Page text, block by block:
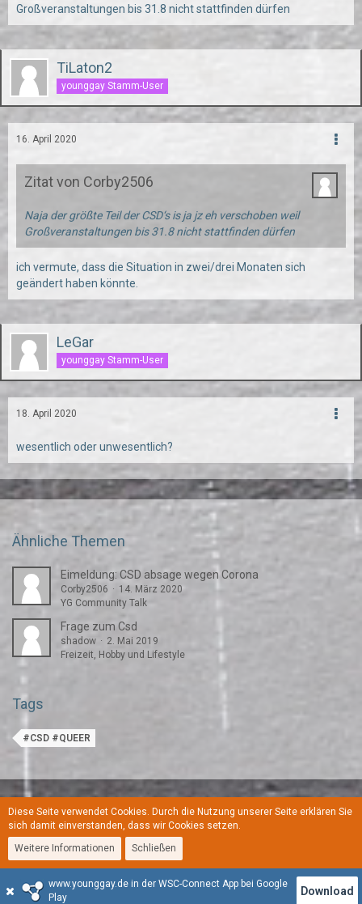
Großveranstaltungen bis 31.8 nicht stattfinden dürfen
TiLaton2
younggay Stamm-User
16. April 2020
Zitat von Corby2506
Naja der größte Teil der CSD‘s is ja jz eh verschoben weil
Großveranstaltungen bis 31.8 nicht stattfinden dürfen
ich vermute, dass die Situation in zwei/drei Monaten sich
geändert haben könnte.
LeGar
younggay Stamm-User
18. April 2020
wesentlich oder unwesentlich?
Ähnliche Themen
Eimeldung: CSD absage wegen Corona
Corby2506
14. März 2020
YG Community Talk
Frage zum Csd
shadow
2. Mai 2019
Freizeit, Hobby und Lifestyle
Tags
#CSD #QUEER
Regeln Datenschutzerklärung Kontakt
Stil:YoungGay
Community-Software:WoltLab Suite™
www.younggay.de in der WSC-Connect App bei Google
Play
Download
Diese Seite verwendet Cookies. Durch die Nutzung unserer Seite erklären Sie
sich damit einverstanden, dass wir Cookies setzen.
Weitere Informationen
Schließen